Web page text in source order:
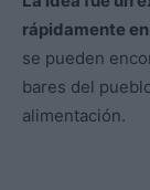
rápidamente
se pueden
bares del
alimentación.